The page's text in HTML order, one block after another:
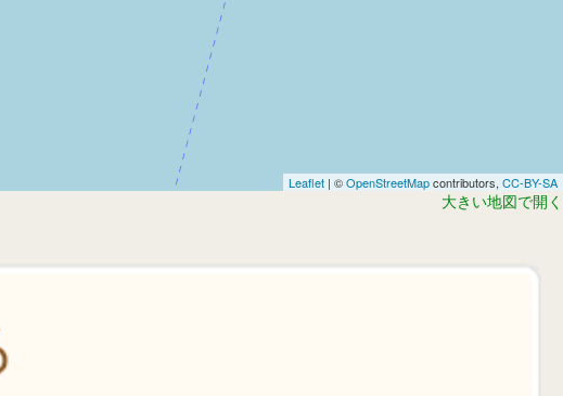
Leaflet | ©OpenStreetMapcontributors, CC-BY-SA
大きい地図で開く